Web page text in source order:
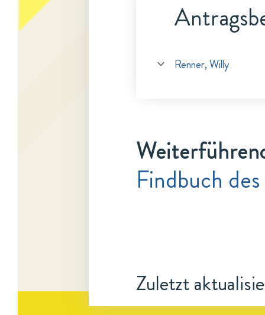
Renner, Willy
Findbuch
Zuletzt